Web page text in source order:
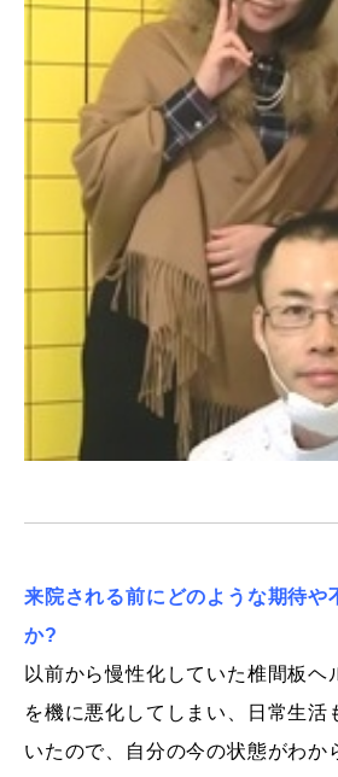
来院される前にどのような期待や
か?
以前から慢性化していた椎間板ヘ
を機に悪化してしまい、日常生活
いたので、
自分の今の状態がわか